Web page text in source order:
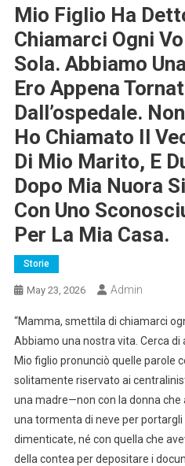
Mio Figlio Ha
Chiamarci Ogni
Sola. Abbiamo
Ero Appena
Dall’ospedale.
Ho Chiamato Il
Di Mio Marito, E
Dopo Mia Nuora
Con Uno
Per La Mia Casa.
Storie
May 23, 2026 Admin
“Mamma, smettila di chiamarci
Abbiamo una nostra vita. Cerca di
Mio figlio pronunciò quelle parole
solitamente riservato ai
una madre—non con la donna
una tormenta di neve per portargli
dimenticate, né con quella che
della contea per depositare i